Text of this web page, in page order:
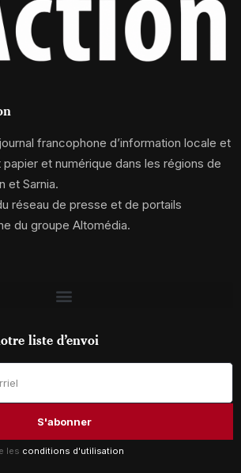
francophone d’information locale et
et numérique dans les régions de
et Sarnia.
réseau de presse et de portails
du groupe Altomédia.
liste d’envoi
les conditions d'utilisation